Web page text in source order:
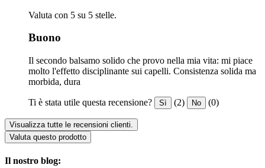
Valuta con 5 su 5 stelle.
Buono
Il secondo balsamo solido che provo nella mia vita: mi piace
molto l'effetto disciplinante sui capelli. Consistenza solida ma
morbida, dura
Ti è stata utile questa recensione? Sì (2) No (0)
Visualizza tutte le recensioni clienti.
Valuta questo prodotto
Il nostro blog: